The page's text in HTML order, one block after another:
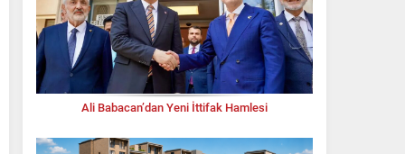
Ali Babacan’dan Yeni İttifak Hamlesi